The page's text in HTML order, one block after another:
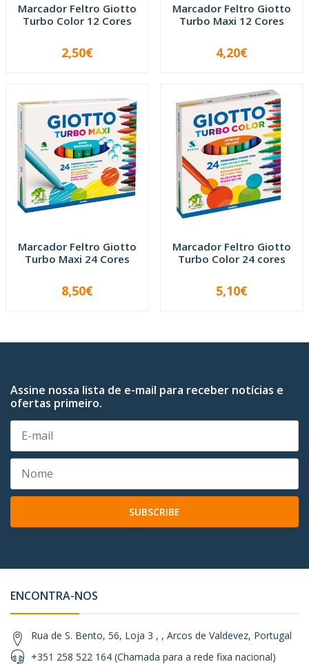
Marcador Feltro Giotto
Turbo Color 12 Cores
+
2,50€
Marcador Feltro Giotto
Turbo Maxi 12 Cores
+
4,20€
Marcador Feltro Giotto
Turbo Maxi 24 Cores
+
8,50€
Marcador Feltro Giotto
Turbo Color 24 cores
+
5,10€
Assine nossa lista de e-mail para receber notícias e
ofertas primeiro.
SUBSCRIBE
ENCONTRA-NOS
Rua de S. Bento, 56, Loja 3 , , Arcos de Valdevez, Portugal
+351 258 522 164 (Chamada para a rede fixa nacional)